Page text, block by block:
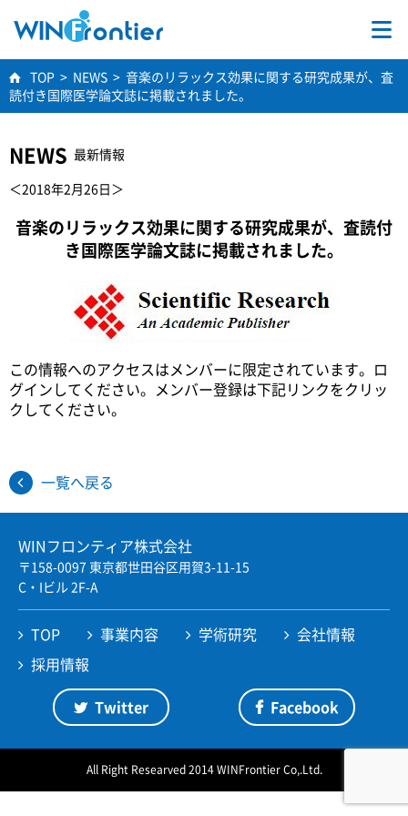
TOP
事業内容
会社情報
お問合せ
TOP > NEWS > 音楽のリラックス効果に関する研究成果が、査
読付き国際医学論文誌に掲載されました。
NEWS 最新情報
＜2018年2月26日＞
音楽のリラックス効果に関する研究成果が、査読付
き国際医学論文誌に掲載されました。
この情報へのアクセスはメンバーに限定されています。ロ
グインしてください。メンバー登録は下記リンクをクリッ
クしてください。
一覧へ戻る
WINフロンティア株式会社
〒158-0097 東京都世田谷区用賀3-11-15
C・Iビル 2F-A
TOP 事業内容 学術研究
会社情報
採用情報
Twitter
Facebook
All Right Researved 2014 WINFrontier Co,.Ltd.ページの先頭へ